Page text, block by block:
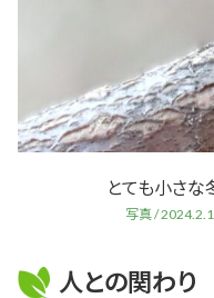
とても小さな
写真 /
人との関わり